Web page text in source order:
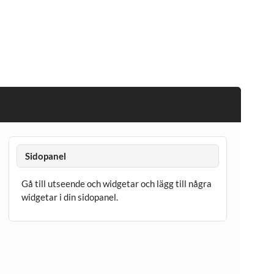
Sidopanel
Gå till utseende och widgetar och lägg till några
widgetar i din sidopanel.